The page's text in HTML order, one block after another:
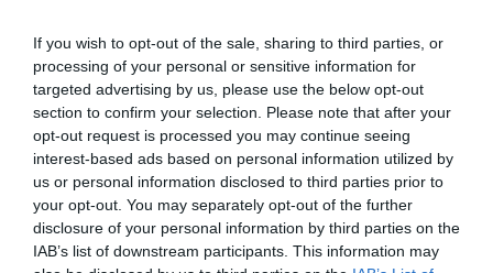
If you wish to opt-out of the sale, sharing to third parties, or
processing of your personal or sensitive information for
targeted advertising by us, please use the below opt-out
section to confirm your selection. Please note that after your
opt-out request is processed you may continue seeing
interest-based ads based on personal information utilized by
us or personal information disclosed to third parties prior to
your opt-out. You may separately opt-out of the further
disclosure of your personal information by third parties on the
IAB’s list of downstream participants. This information may